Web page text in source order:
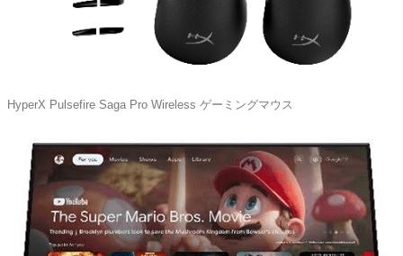
HyperX Pulsefire Saga Pro Wireless ゲーミングマウス